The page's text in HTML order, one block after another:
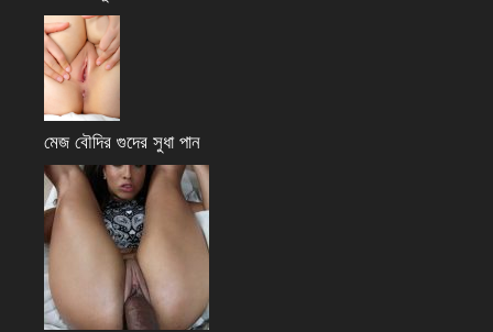
মেজ বৌদির গুদের সুধা পান